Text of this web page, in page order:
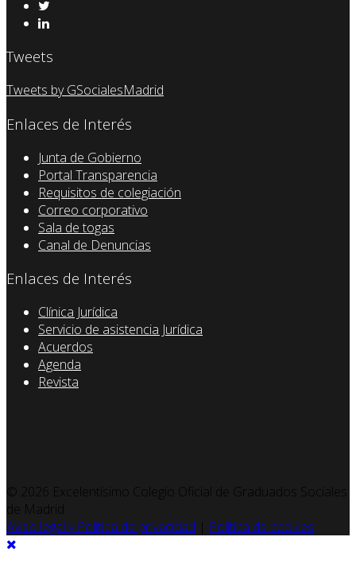
Tweets
Tweets by GSocialesMadrid
Enlaces de Interés
Junta de Gobierno
Portal Transparencia
Requisitos de colegiación
Correo corporativo
Sala de togas
Canal de Denuncias
Enlaces de Interés
Clínica Jurídica
Servicio de asistencia Jurídica
Acuerdos
Agenda
Revista
© 2026 Excelentísimo Colegio Oficial de Graduados Sociales
de Madrid
Aviso legal y Política de privacidad
Política de cookies